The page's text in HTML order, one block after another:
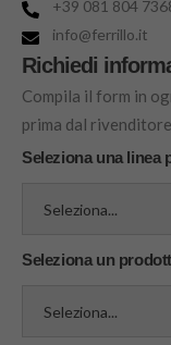
+39 081 804
info@ferrillo.it
Richiedi
Compila il form in
prima dal rivenditore
Seleziona una linea
Seleziona un